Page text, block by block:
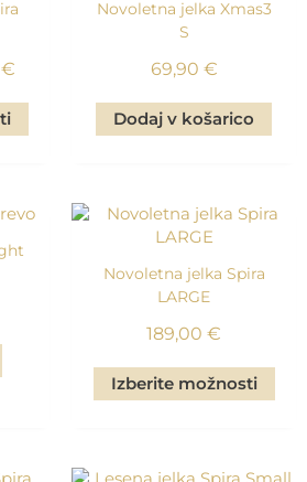
€Cenovni
razpon:
od
Ta
Možnosti
Novoletna jelka Xmas3
S
69,90 €
Dodaj v košarico
Novoletna jelka Spira
LARGE
189,00 €
Izberite možnosti